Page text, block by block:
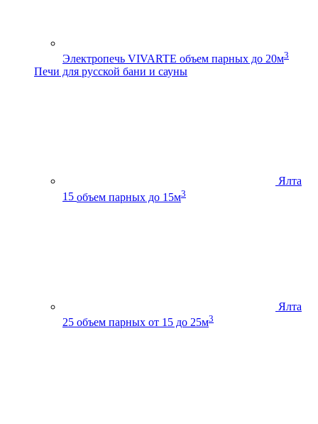
Электропечь VIVARTE объем парных до 20м3
Печи для русской бани и сауны
Ялта
15 объем парных до 15м3
Ялта
25 объем парных от 15 до 25м3